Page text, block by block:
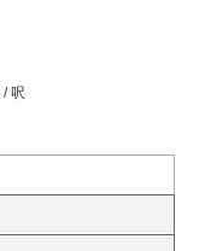
/ 呎